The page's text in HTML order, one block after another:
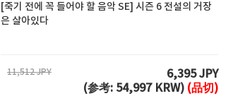
[죽기 전에 꼭 들어야 할 음악 SE] 시즌 6 전설의 거장
은 살아있다
11,512 JPY
6,395 JPY
(参考: 54,997 KRW) (品切)